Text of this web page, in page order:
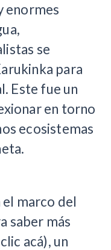
enormes
se
para
Este fue un
en torno
ecosistemas
el marco del
saber más
acá), un